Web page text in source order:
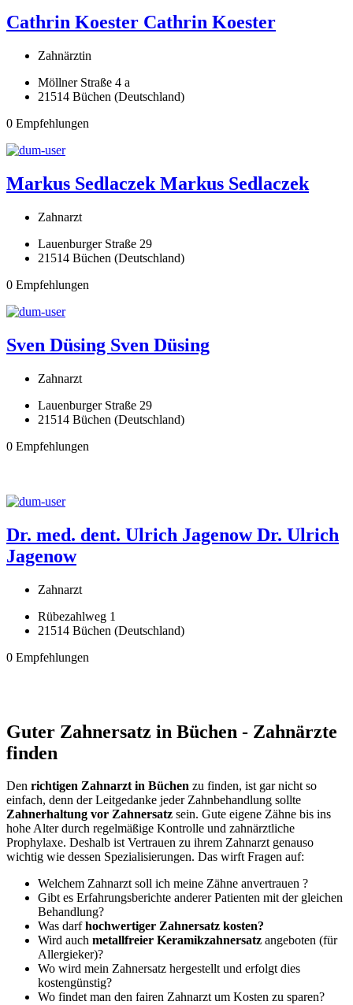
Cathrin Koester Cathrin Koester
Zahnärztin
Möllner Straße 4 a
21514 Büchen (Deutschland)
0 Empfehlungen
Markus Sedlaczek Markus Sedlaczek
Zahnarzt
Lauenburger Straße 29
21514 Büchen (Deutschland)
0 Empfehlungen
Sven Düsing Sven Düsing
Zahnarzt
Lauenburger Straße 29
21514 Büchen (Deutschland)
0 Empfehlungen
Dr. med. dent. Ulrich JagenowDr. Ulrich
Jagenow
Zahnarzt
Rübezahlweg 1
21514 Büchen (Deutschland)
0 Empfehlungen
Guter Zahnersatz in Büchen - Zahnärzte
finden
Den richtigen Zahnarzt in Büchen zu finden, ist gar nicht so
einfach, denn der Leitgedanke jeder Zahnbehandlung sollte
Zahnerhaltung vor Zahnersatz sein. Gute eigene Zähne bis ins
hohe Alter durch regelmäßige Kontrolle und zahnärztliche
Prophylaxe. Deshalb ist Vertrauen zu ihrem Zahnarzt genauso
wichtig wie dessen Spezialisierungen. Das wirft Fragen auf:
Welchem Zahnarzt soll ich meine Zähne anvertrauen ?
Gibt es Erfahrungsberichte anderer Patienten mit der gleichen
Behandlung?
Was darfhochwertiger Zahnersatz kosten?
Wird auch metallfreier Keramikzahnersatz angeboten (für
Allergieker)?
Wo wird mein Zahnersatz hergestellt und erfolgt dies
kostengünstig?
Wo findet man den fairen Zahnarzt um Kosten zu sparen?